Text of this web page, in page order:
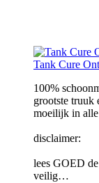
Tank Cure
100%
grootste truuk
moeilijk in alle
disclaimer:
lees GOED
veilig…